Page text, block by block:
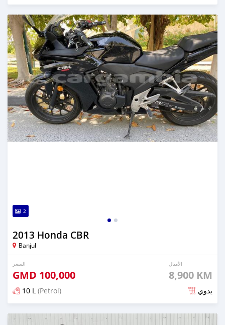
تم النشر منذ حوالي 6 سنوات مضت
2
2013 Honda CBR
Banjul
السعر
GMD 100,000
الأميال
8,900 KM
10 L (Petrol) يدوي
تم النشر منذ حوالي 6 سنوات مضت